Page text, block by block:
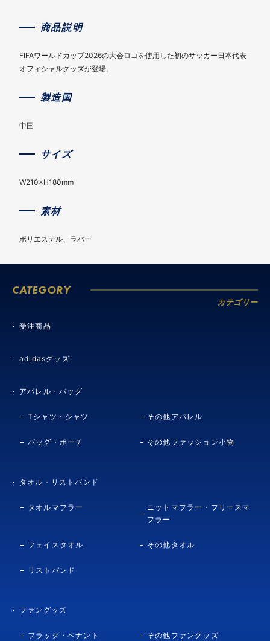
商品説明
FIFAワールドカップ2026の大会ロゴを使用した初のサッカー日本代表
オフィシャルグッズが登場。
製造国
中国
サイズ
W210×H180mm
素材
ポリエステル、ラバー
CATEGORY
カテゴリー
受注商品
adidasグッズ
アパレル・バッグ
Tシャツ・シャツ その他アパレル
バッグ・ポーチ その他ファッション小物
タオル・リストバンド
タオルマフラー
ニットマフラー・フリースマ
フラー
フェイスタオル その他タオル
リストバンド
ファングッズ
フラッグ・ペナント その他ファングッズ